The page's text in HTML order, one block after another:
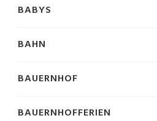
BABYS
BAHN
BAUERNHOF
BAUERNHOFFERIEN